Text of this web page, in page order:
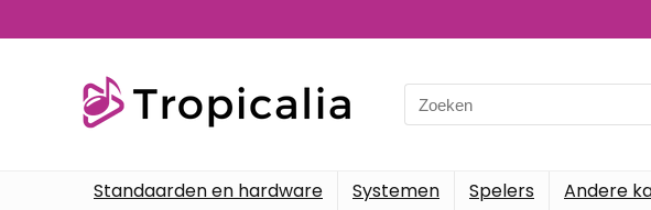
Search
for:
Standaarden en hardware Systemen Spelers Andere